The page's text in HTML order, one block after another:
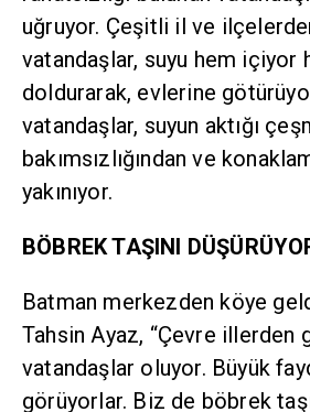
uğruyor. Çeşitli il ve
vatandaşlar, suyu hem içiyor
doldurarak, evlerine
vatandaşlar, suyun aktığı
bakımsızlığından ve
yakınıyor.
BÖBREK TAŞINI
Batman merkezden köye
Tahsin Ayaz, “Çevre illerden
vatandaşlar oluyor. Büyük
görüyorlar. Biz de böbrek